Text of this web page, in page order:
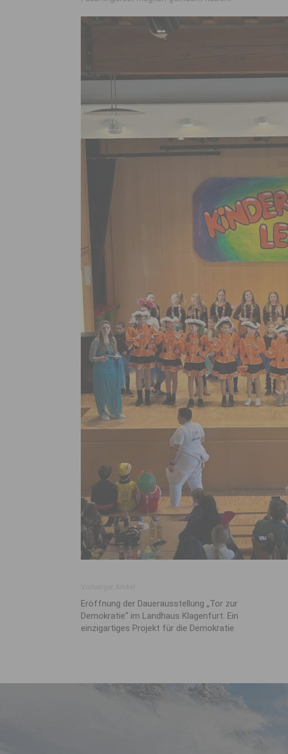
Eröffnung der Dauerausstellung „Tor zur
Demokratie“ im Landhaus Klagenfurt: Ein
einzigartiges Projekt für die Demokratie